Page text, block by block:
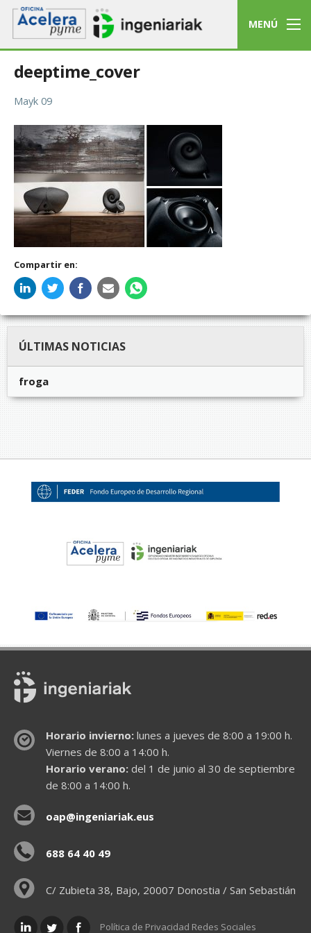
MENÚ
deeptime_cover
Mayk 09
Compartir en:
ÚLTIMAS NOTICIAS
froga
Horario invierno:lunes a jueves de 8:00 a 19:00 h.
Viernes de 8:00 a 14:00 h.
Horario verano:del 1 de junio al 30 de septiembre
de 8:00 a 14:00 h.
oap@ingeniariak.eus
688 64 40 49
C/ Zubieta 38, Bajo, 20007 Donostia / San Sebastián
Política de Privacidad Redes Sociales